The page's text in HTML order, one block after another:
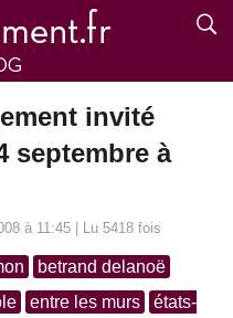
invité
septembre à
à 11:45 | Lu 5418 fois
betrand delanoë
entre les murs
états-